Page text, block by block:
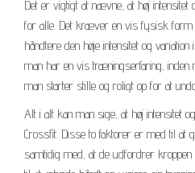
Det er vigtigt at nævne, at høj
for alle. Det kræver en vis fysisk form
håndtere den høje intensitet og
man har en vis træningserfaring, inden
man starter stille og roligt op for at
Alt i alt kan man sige, at høj intensitet
Crossfit. Disse to faktorer er med til
samtidig med, at de udfordrer